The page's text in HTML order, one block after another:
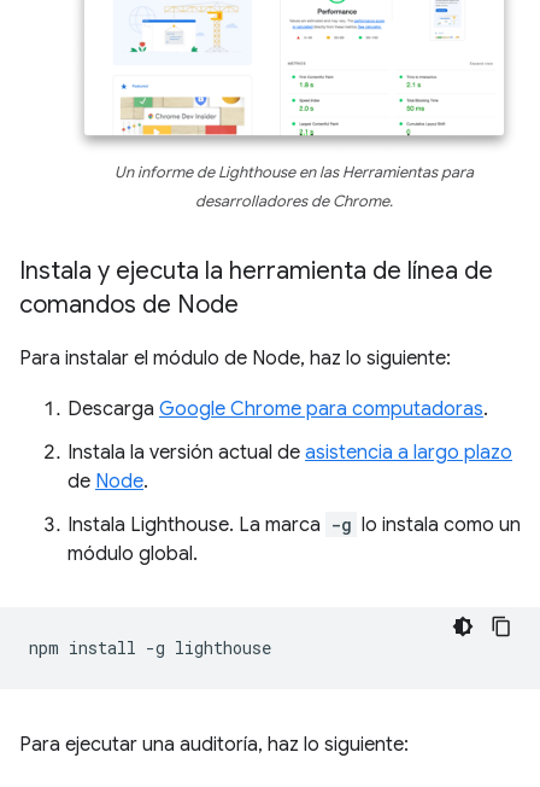
Un informe de Lighthouse en las Herramientas para
desarrolladores de Chrome.
Instala y ejecuta la herramienta de línea de
comandos de Node
Para instalar el módulo de Node, haz lo siguiente:
Descarga Google Chrome para computadoras.
Instala la versión actual de asistencia a largo plazo
de Node.
Instala Lighthouse. La marca -g lo instala como un
módulo global.
npm install -g
Para ejecutar una auditoría, haz lo siguiente: